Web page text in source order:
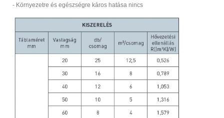
- Környezetre és egészségre káros hatása nincs